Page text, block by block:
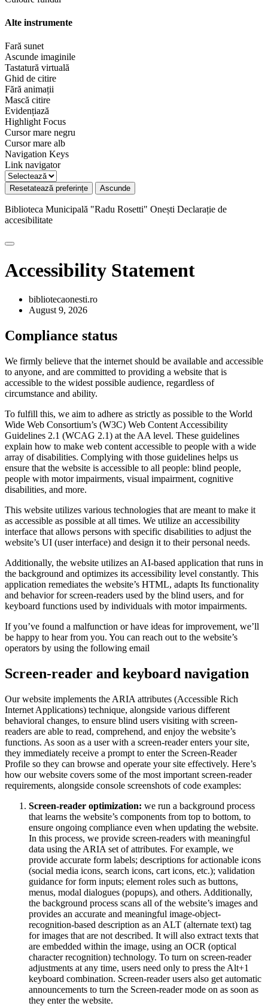
Alte instrumente
Fară sunet
Ascunde imaginile
Tastatură virtuală
Ghid de citire
Fără animații
Mască citire
Evidențiază
Highlight Focus
Cursor mare negru
Cursor mare alb
Navigation Keys
Link navigator
Resetatează preferințe Ascunde
Biblioteca Municipală "Radu Rosetti" Onești Declarație de
accesibilitate
Accessibility Statement
bibliotecaonesti.ro
August 9, 2026
Compliance status
We firmly believe that the internet should be available and accessible
to anyone, and are committed to providing a website that is
accessible to the widest possible audience, regardless of
circumstance and ability.
To fulfill this, we aim to adhere as strictly as possible to the World
Wide Web Consortium’s (W3C) Web Content Accessibility
Guidelines 2.1 (WCAG 2.1) at the AA level. These guidelines
explain how to make web content accessible to people with a wide
array of disabilities. Complying with those guidelines helps us
ensure that the website is accessible to all people: blind people,
people with motor impairments, visual impairment, cognitive
disabilities, and more.
This website utilizes various technologies that are meant to make it
as accessible as possible at all times. We utilize an accessibility
interface that allows persons with specific disabilities to adjust the
website’s UI (user interface) and design it to their personal needs.
Additionally, the website utilizes an AI-based application that runs in
the background and optimizes its accessibility level constantly. This
application remediates the website’s HTML, adapts Its functionality
and behavior for screen-readers used by the blind users, and for
keyboard functions used by individuals with motor impairments.
If you’ve found a malfunction or have ideas for improvement, we’ll
be happy to hear from you. You can reach out to the website’s
operators by using the following email
Screen-reader and keyboard navigation
Our website implements the ARIA attributes (Accessible Rich
Internet Applications) technique, alongside various different
behavioral changes, to ensure blind users visiting with screen-
readers are able to read, comprehend, and enjoy the website’s
functions. As soon as a user with a screen-reader enters your site,
they immediately receive a prompt to enter the Screen-Reader
Profile so they can browse and operate your site effectively. Here’s
how our website covers some of the most important screen-reader
requirements, alongside console screenshots of code examples:
Screen-reader optimization: we run a background process
that learns the website’s components from top to bottom, to
ensure ongoing compliance even when updating the website.
In this process, we provide screen-readers with meaningful
data using the ARIA set of attributes. For example, we
provide accurate form labels; descriptions for actionable icons
(social media icons, search icons, cart icons, etc.); validation
guidance for form inputs; element roles such as buttons,
menus, modal dialogues (popups), and others. Additionally,
the background process scans all of the website’s images and
provides an accurate and meaningful image-object-
recognition-based description as an ALT (alternate text) tag
for images that are not described. It will also extract texts that
are embedded within the image, using an OCR (optical
character recognition) technology. To turn on screen-reader
adjustments at any time, users need only to press the Alt+1
keyboard combination. Screen-reader users also get automatic
announcements to turn the Screen-reader mode on as soon as
they enter the website.